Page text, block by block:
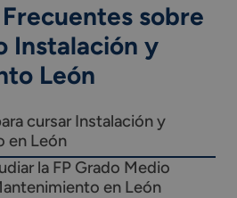
sobre
Instalación y
León
cursar Instalación y
en León
la FP Grado Medio
en León